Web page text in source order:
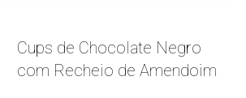
Cups de Chocolate Negro
com Recheio de Amendoim